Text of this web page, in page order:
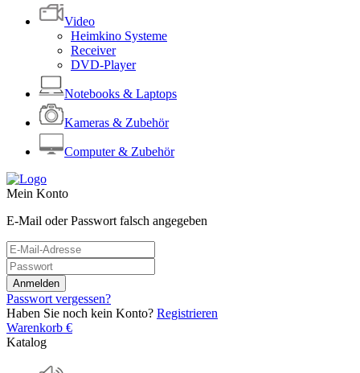
Video
Heimkino Systeme
Receiver
DVD-Player
Notebooks & Laptops
Kameras & Zubehör
Computer & Zubehör
Mein Konto
E-Mail oder Passwort falsch angegeben
Passwort vergessen?
Haben Sie noch kein Konto? Registrieren
Warenkorb €
Katalog